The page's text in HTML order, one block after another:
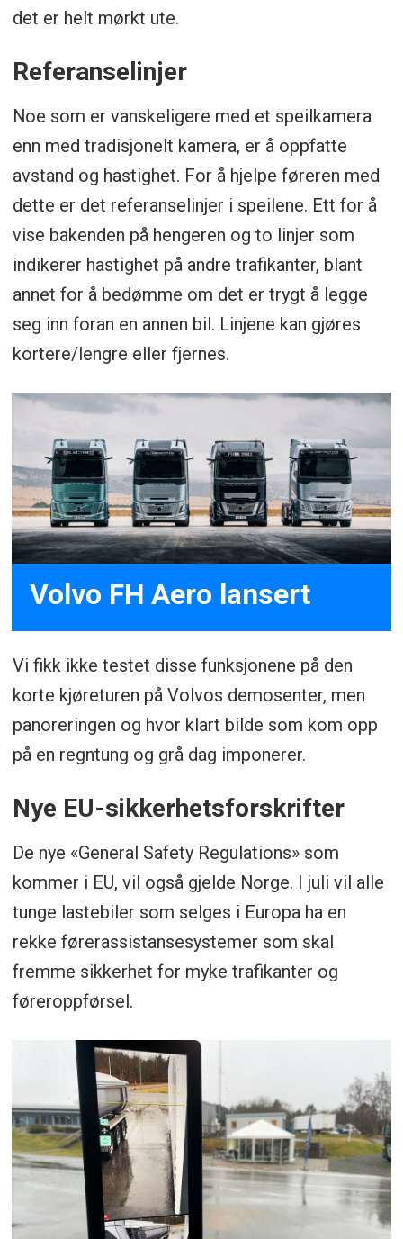
det er helt mørkt ute.
Referanselinjer
Noe som er vanskeligere med et speilkamera
enn med tradisjonelt kamera, er å oppfatte
avstand og hastighet. For å hjelpe føreren med
dette er det referanselinjer i speilene. Ett for å
vise bakenden på hengeren og to linjer som
indikerer hastighet på andre trafikanter, blant
annet for å bedømme om det er trygt å legge
seg inn foran en annen bil. Linjene kan gjøres
kortere/lengre eller fjernes.
Volvo FH Aero lansert
Vi fikk ikke testet disse funksjonene på den
korte kjøreturen på Volvos demosenter, men
panoreringen og hvor klart bilde som kom opp
på en regntung og grå dag imponerer.
Nye EU-sikkerhetsforskrifter
De nye «General Safety Regulations» som
kommer i EU, vil også gjelde Norge. I juli vil alle
tunge lastebiler som selges i Europa ha en
rekke førerassistansesystemer som skal
fremme sikkerhet for myke trafikanter og
føreroppførsel.